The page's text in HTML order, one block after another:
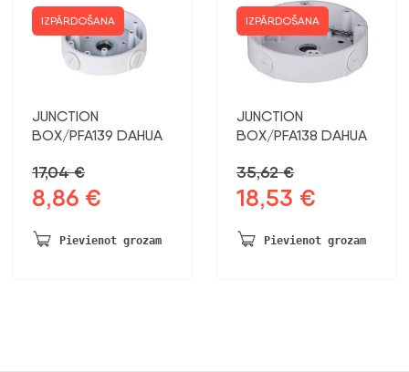
IZPĀRDOŠANA
JUNCTION
BOX/PFA139 DAHUA
17,04€
Sākotnējā
cena
bija:
8,86 €
ir:
Pievienot grozam
IZPĀRDOŠANA
JUNCTION
BOX/PFA138 DAHUA
35,62€
Sākotnējā
cena
bija:
18,53 €
ir:
Pievienot grozam